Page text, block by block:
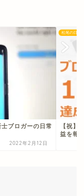
ブロガーの日常
2022年2月12日
松尾の日常
【祝】
益を報